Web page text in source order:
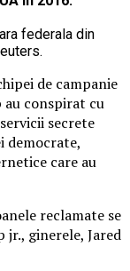
federala din
de campanie
conspirat cu
secrete
democrate,
care au
reclamate se
ginerele, Jared